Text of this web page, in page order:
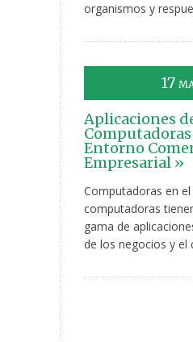
organismos y
17
Aplicaciones
Entorno
Empresarial »
Computadoras en
computadoras
gama de
de los negocios y el